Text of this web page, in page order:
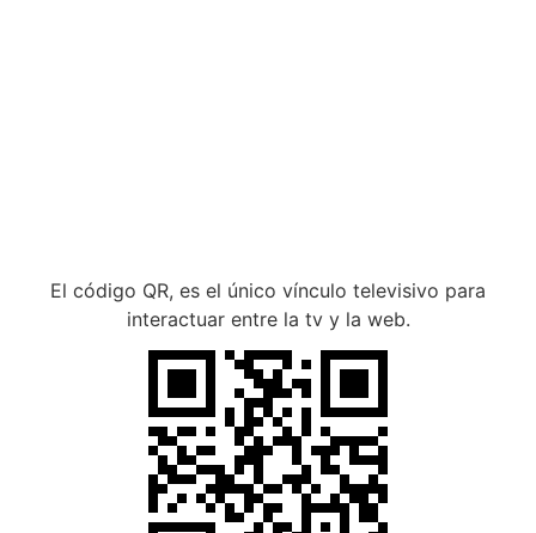
El código QR, es el único vínculo televisivo para
interactuar entre la tv y la web.